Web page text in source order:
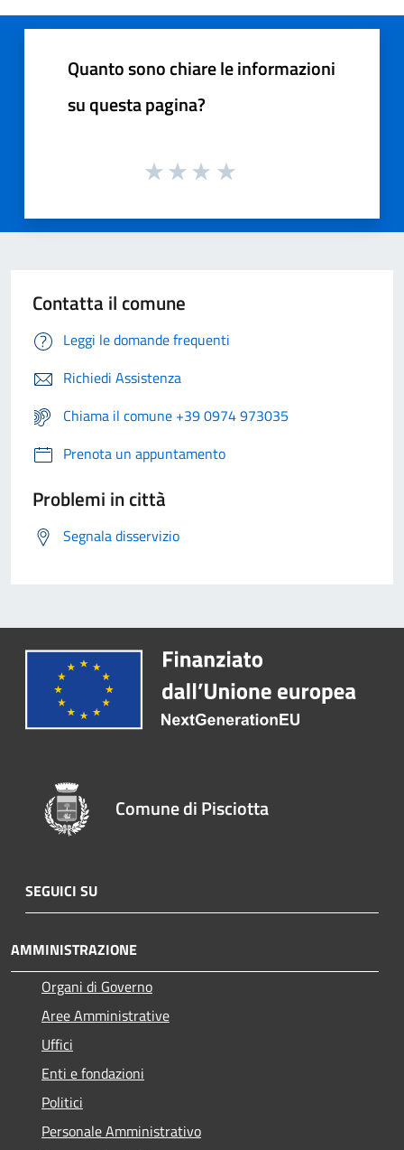
Quanto sono chiare le informazioni
su questa pagina?
Contatta il comune
Leggi le domande frequenti
Richiedi Assistenza
Chiama il comune +39 0974 973035
Prenota un appuntamento
Problemi in città
Segnala disservizio
Comune di Pisciotta
SEGUICI SU
AMMINISTRAZIONE
Organi di Governo
Aree Amministrative
Uffici
Enti e fondazioni
Politici
Personale Amministrativo